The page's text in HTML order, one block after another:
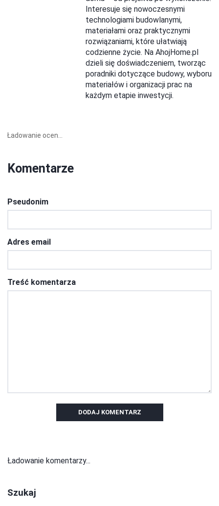
Interesuje się nowoczesnymi
technologiami budowlanymi,
materiałami oraz praktycznymi
rozwiązaniami, które ułatwiają
codzienne życie. Na AhojHome.pl
dzieli się doświadczeniem, tworząc
poradniki dotyczące budowy, wyboru
materiałów i organizacji prac na
każdym etapie inwestycji.
Ładowanie ocen...
Komentarze
Pseudonim
Adres email
Treść komentarza
DODAJ KOMENTARZ
Ładowanie komentarzy...
Szukaj